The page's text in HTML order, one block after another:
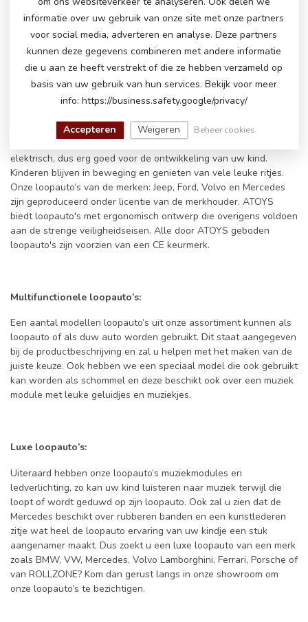
De loopauto's:
Een loopauto is het meeste gebruikt rijdend speelgoed. Een
duwauto's zijn door hun compacte afmetingen erg praktisch en
zowel geschikt voor binnen als buiten. Bovendien zijn ze niet
elektrisch, dus erg goed voor de ontwikkeling van uw kind.
Kinderen blijven in beweging en genieten van vele leuke ritjes.
Onze loopauto’s van de merken: Jeep, Ford, Volvo en Mercedes
zijn geproduceerd onder licentie van de merkhouder. ATOYS
biedt loopauto's met ergonomisch ontwerp die overigens voldoen
aan de strenge veiligheidseisen. Alle door ATOYS geboden
loopauto's zijn voorzien van een CE keurmerk.
Multifunctionele loopauto’s:
Een aantal modellen loopauto’s uit onze assortiment kunnen als
loopauto of als duw auto worden gebruikt. Dit staat aangegeven
bij de productbeschrijving en zal u helpen met het maken van de
juiste keuze. Ook hebben we een speciaal model die ook gebruikt
kan worden als schommel en deze beschikt ook over een muziek
module met leuke geluidjes en muziekjes.
Luxe loopauto’s:
Uiteraard hebben onze loopauto’s muziekmodules en
ledverlichting, zo kan uw kind luisteren naar muziek terwijl die
loopt of wordt geduwd op zijn loopauto. Ook zal u zien dat de
Mercedes beschikt over rubberen banden en een kunstlederen
zitje wat heel de loopauto ervaring van uw kindje een stuk
aangenamer maakt. Dus zoekt u een luxe loopauto van een merk
zoals BMW, VW, Mercedes, Volvo Lamborghini, Ferrari, Porsche of
van ROLLZONE? Kom dan gerust langs in onze showroom om
onze loopauto’s te bezichtigen.
informatie over uw gebruik van onze site met onze partners
voor social media, adverteren en analyse. Deze partners
kunnen deze gegevens combineren met andere informatie
die u aan ze heeft verstrekt of die ze hebben verzameld op
basis van uw gebruik van hun services. Bekijk voor meer
info: https://business.safety.google/privacy/
Accepteren Weigeren Beheer cookies